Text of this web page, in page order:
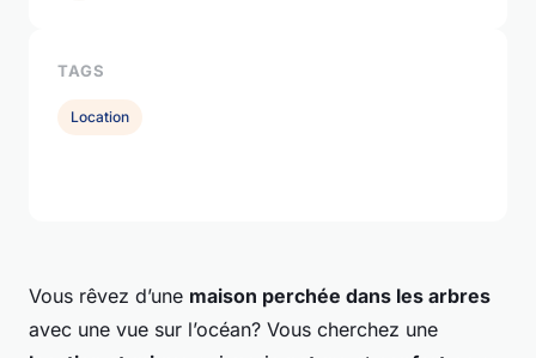
Vous rêvez d’une maison perchée dans les arbres
avec une vue sur l’océan? Vous cherchez une
TAGS
Location